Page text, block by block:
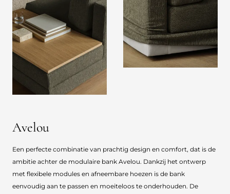
Avelou
Een perfecte combinatie van prachtig design en comfort, dat is de
ambitie achter de modulaire bank Avelou. Dankzij het ontwerp
met flexibele modules en afneembare hoezen is de bank
eenvoudig aan te passen en moeiteloos te onderhouden. De